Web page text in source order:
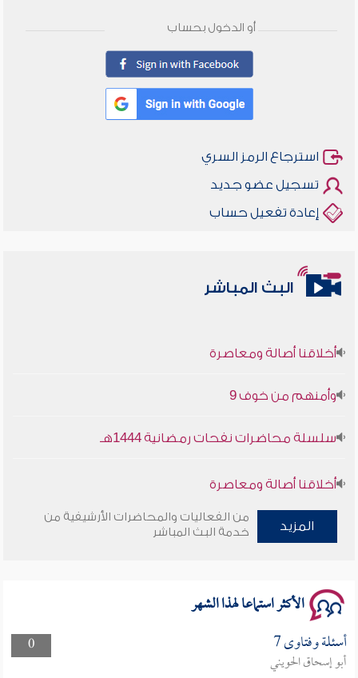
أو الدخول بحساب
استرجاع الرمز السري
تسجيل عضو جديد
إعادة تفعيل حساب
البث المباشر
أخلاقنا أصالة ومعاصرة
وأمنهم من خوف 9
أخلاقنا أصالة ومعاصرة
وأمنهم من خوف 9
المزيد
من الفعاليات والمحاضرات الأرشيفية من
خدمة البث المباشر
الأكثر استماعا لهذا الشهر
0 أسئلة وفتاوى 7
أبو إسحاق الحويني